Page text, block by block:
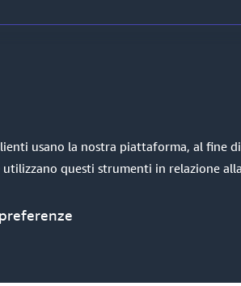
usano la nostra piattaforma, al fine
questi strumenti in relazione